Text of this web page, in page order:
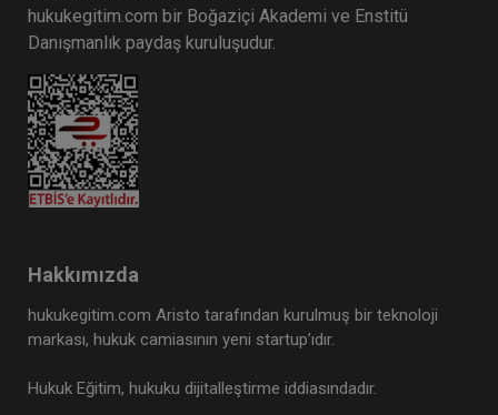
hukukegitim.com bir Boğaziçi Akademi ve Enstitü
Danışmanlık paydaş kuruluşudur.
Hakkımızda
hukukegitim.com Aristo tarafından kurulmuş bir teknoloji
markası, hukuk camiasının yeni startup’ıdır.
Hukuk Eğitim, hukuku dijitalleştirme iddiasındadır.